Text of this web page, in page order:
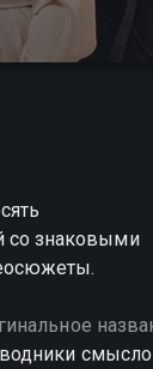
со знаковыми